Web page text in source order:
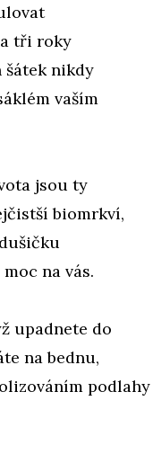
tři roky
šátek nikdy
vaším
jsou ty
biomrkví,
na vás.
upadnete do
na bednu,
podlahy